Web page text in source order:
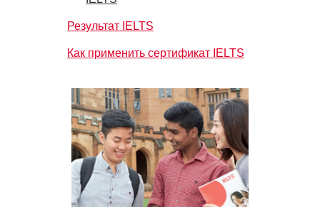
Результат IELTS
Как применить сертификат IELTS